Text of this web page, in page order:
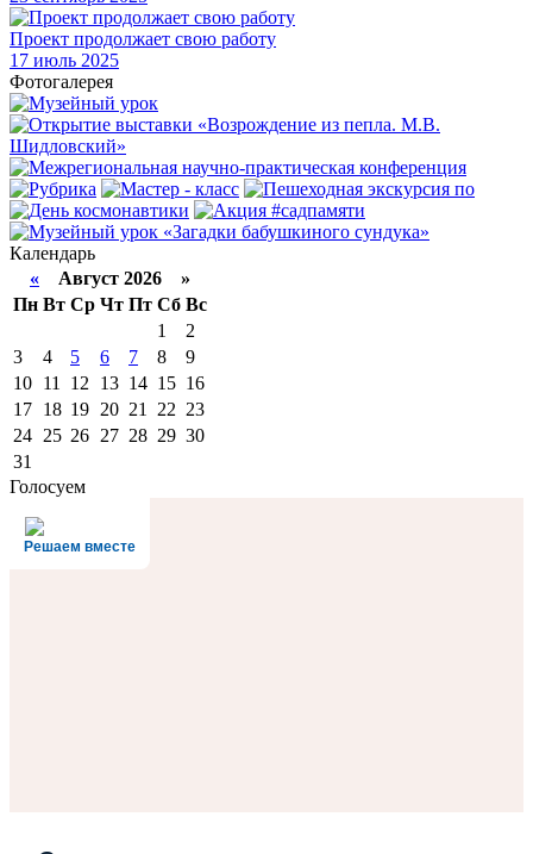
Проект продолжает свою работу
17 июль 2025
Фотогалерея
Календарь
« Август 2026 »
Пн Вт Ср Чт Пт Сб Вс
1
2
3
4 5 6 7 8
9
10 11 12 13 14 15 16
17 18 19 20 21 22 23
24 25 26 27 28 29 30
31
Голосуем
Решаем вместе